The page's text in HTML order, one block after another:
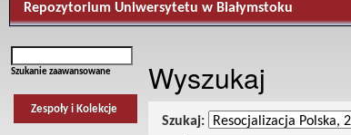
Repozytorium Uniwersytetu w Białymstoku
Szukanie zaawansowane
Zespoły i Kolekcje
Wyszukaj
Szukaj: